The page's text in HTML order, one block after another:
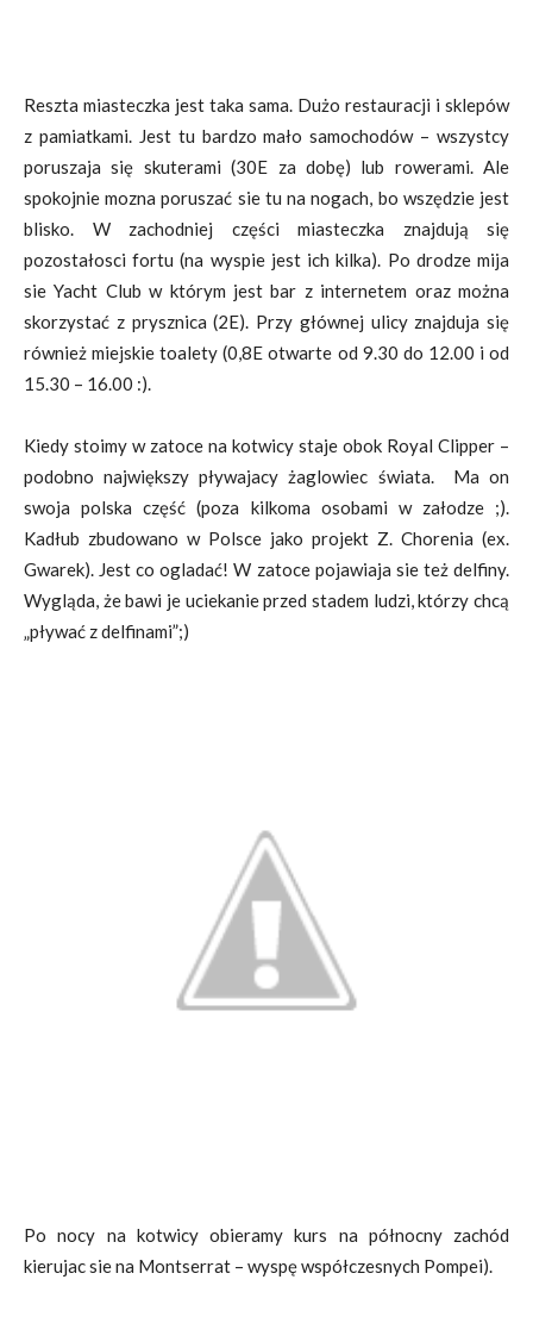
Reszta miasteczka jest taka sama. Dużo restauracji i sklepów
z pamiatkami. Jest tu bardzo mało samochodów – wszystcy
poruszaja się skuterami (30E za dobę) lub rowerami. Ale
spokojnie mozna poruszać sie tu na nogach, bo wszędzie jest
blisko. W zachodniej części miasteczka znajdują się
pozostałosci fortu (na wyspie jest ich kilka). Po drodze mija
sie Yacht Club w którym jest bar z internetem oraz można
skorzystać z prysznica (2E). Przy głównej ulicy znajduja się
również miejskie toalety (0,8E otwarte od 9.30 do 12.00 i od
15.30 – 16.00 :).
Kiedy stoimy w zatoce na kotwicy staje obok Royal Clipper –
podobno największy pływajacy żaglowiec świata. Ma on
swoja polska część (poza kilkoma osobami w załodze ;).
Kadłub zbudowano w Polsce jako projekt Z. Chorenia (ex.
Gwarek). Jest co ogladać! W zatoce pojawiaja sie też delfiny.
Wygląda, że bawi je uciekanie przed stadem ludzi, którzy chcą
„pływać z delfinami”;)
Po nocy na kotwicy obieramy kurs na północny zachód
kierujac sie na Montserrat – wyspę współczesnych Pompei).